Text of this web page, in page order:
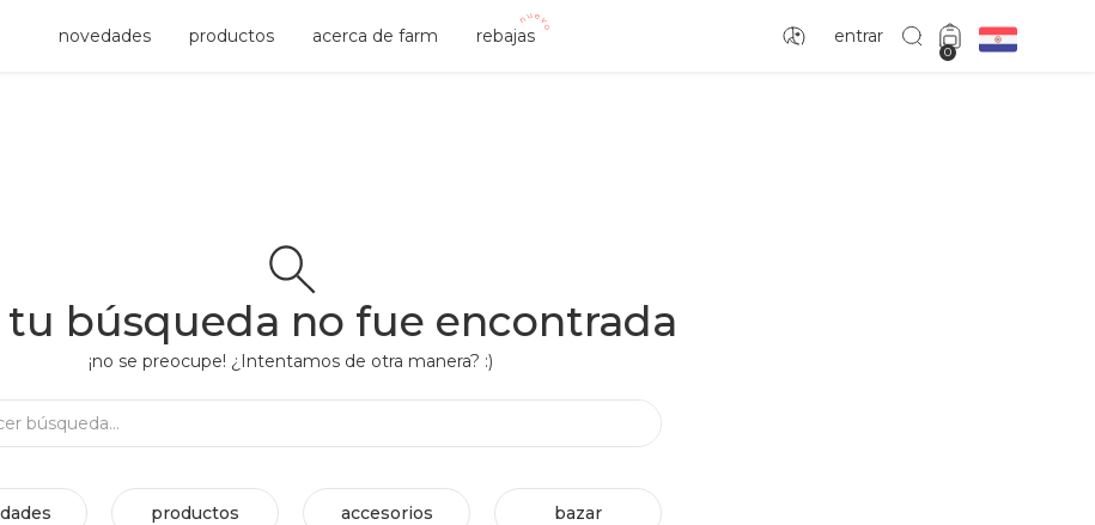
novedades productos acerca de farm rebajas entrar
0
tu búsqueda no fue encontrada
¡no se preocupe! ¿Intentamos de otra manera? :)
Rehacer búsqueda...
productos accesorios bazar